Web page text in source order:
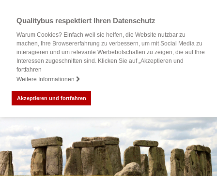
Qualitybus respektiert Ihren Datenschutz
Warum Cookies? Einfach weil sie helfen, die Website nutzbar zu
machen, Ihre Browsererfahrung zu verbessern, um mit Social Media zu
interagieren und um relevante Werbebotschaften zu zeigen, die auf Ihre
Interessen zugeschnitten sind. Klicken Sie auf „Akzeptieren und
fortfahren
Weitere Informationen
Akzeptieren und fortfahren